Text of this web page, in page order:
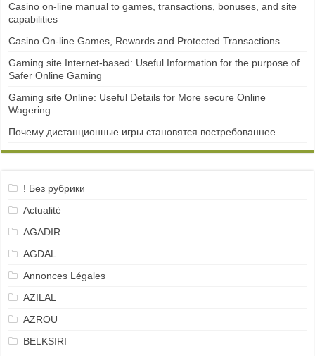
Casino on-line manual to games, transactions, bonuses, and site
capabilities
Casino On-line Games, Rewards and Protected Transactions
Gaming site Internet-based: Useful Information for the purpose of
Safer Online Gaming
Gaming site Online: Useful Details for More secure Online
Wagering
Почему дистанционные игры становятся востребованнее
! Без рубрики
Actualité
AGADIR
AGDAL
Annonces Légales
AZILAL
AZROU
BELKSIRI